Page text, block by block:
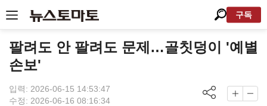
구독
팔려도 안 팔려도 문제…골칫덩이 '예별
손보'
입력: 2026-06-15 14:53:47
수정: 2026-06-16 08:16:34